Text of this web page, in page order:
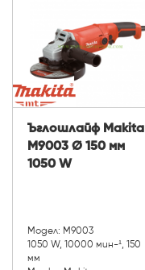
Ъглошлайф Makita
M9003 Ø 150 мм
1050 W
Модел: M9003
1050 W, 10000 мин-¹, 150
мм